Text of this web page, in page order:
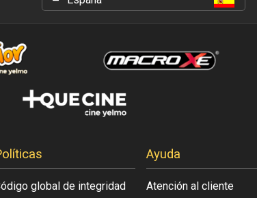
global de integridad
Ayuda
Atención al cliente